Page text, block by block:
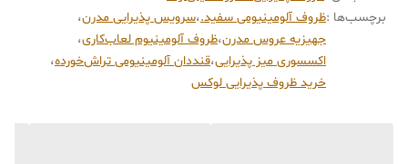
دوام بالا: برخلاف ظروف نقره یا مسی، این ست سیاه نمی‌شود و رنگ آن
در برابر رطوبت ثابت می‌ماند.
طراحی چندمنظوره:این مجموعه شامل شیرینی‌خوری دو طبقه، کاسه
برچسب‌ها :ظروف آلومینیومی سفید.،سرویس پذیرایی مدرن،
جهیزیه عروس مدرن،ظروف آلومینیوم لعاب‌کاری،
اکسسوری میز پذیرایی،قنددان آلومینیومی تراش‌خورده،
خرید ظروف پذیرایی لوکس